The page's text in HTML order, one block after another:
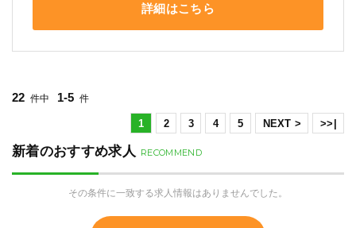
詳細はこちら
22 件中 1-5 件
1 2 3 4 5 NEXT > >>|
新着のおすすめ求人 RECOMMEND
その条件に一致する求人情報はありませんでした。